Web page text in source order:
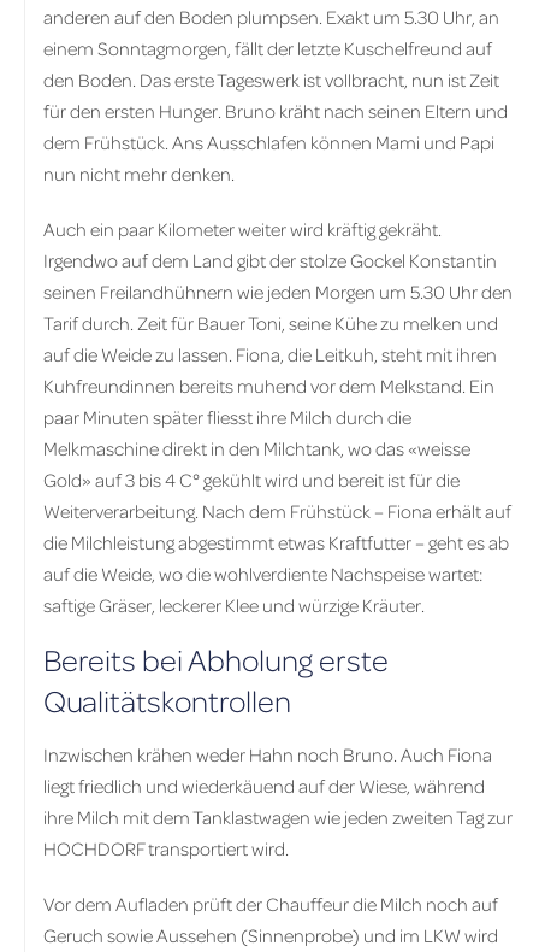
anderen auf den Boden plumpsen. Exakt um 5.30 Uhr, an
einem Sonntagmorgen, fällt der letzte Kuschelfreund auf
den Boden. Das erste Tageswerk ist vollbracht, nun ist Zeit
für den ersten Hunger. Bruno kräht nach seinen Eltern und
dem Frühstück. Ans Ausschlafen können Mami und Papi
nun nicht mehr denken.
Auch ein paar Kilometer weiter wird kräftig gekräht.
Irgendwo auf dem Land gibt der stolze Gockel Konstantin
seinen Freilandhühnern wie jeden Morgen um 5.30 Uhr den
Tarif durch. Zeit für Bauer Toni, seine Kühe zu melken und
auf die Weide zu lassen. Fiona, die Leitkuh, steht mit ihren
Kuhfreundinnen bereits muhend vor dem Melkstand. Ein
paar Minuten später fliesst ihre Milch durch die
Melkmaschine direkt in den Milchtank, wo das «weisse
Gold» auf 3 bis 4 C° gekühlt wird und bereit ist für die
Weiterverarbeitung. Nach dem Frühstück – Fiona erhält auf
die Milchleistung abgestimmt etwas Kraftfutter – geht es ab
auf die Weide, wo die wohlverdiente Nachspeise wartet:
saftige Gräser, leckerer Klee und würzige Kräuter.
Bereits bei Abholung erste
Qualitätskontrollen
Inzwischen krähen weder Hahn noch Bruno. Auch Fiona
liegt friedlich und wiederkäuend auf der Wiese, während
ihre Milch mit dem Tanklastwagen wie jeden zweiten Tag zur
HOCHDORF transportiert wird.
Vor dem Aufladen prüft der Chauffeur die Milch noch auf
Geruch sowie Aussehen (Sinnenprobe) und im LKW wird